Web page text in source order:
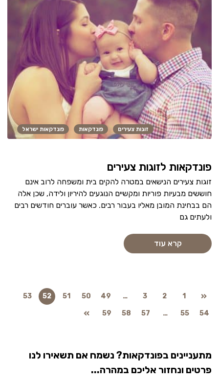
זוגות צעירים פונדקאות פונדקאות ישראל
פונדקאות לזוגות צעירים
זוגות צעירים הנישאים במטרה להקים בית ומשפחה לרוב אינם
חוששים מבעיות פוריות ומקשיים הנוגעים להיריון ולידה, שכן אלה
הם בבחינת המובן מאליו בעבור רבים. כאשר עוברים חודשים רבים
ולעתים גם
קרא עוד
1
2
3
…
49
50
51
52
53
54
55
…
57
58
59
מתעניינים בפונדקאות? נשמח אם תשאירו לנו
פרטים ונחזור אליכם במהרה...